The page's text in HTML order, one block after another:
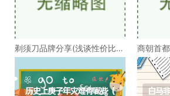
剃须刀品牌分享(浅谈性价比高
的剃须刀品牌）
商朝首
十几个